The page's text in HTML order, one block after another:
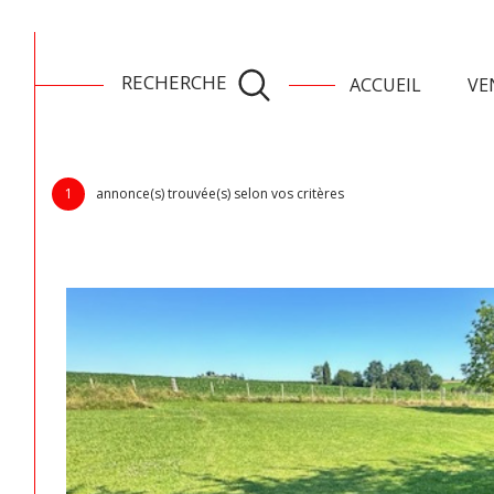
ACCUEIL
toutes les ventes
RECHERCHE
Acheter
de l'ancien
AGENCE IMMOBILIRE À LA ROCHE-CHALAIS, SAINT-AULAYE, SAINT-
1 annonce(s) trouvée(s) selon vos critères